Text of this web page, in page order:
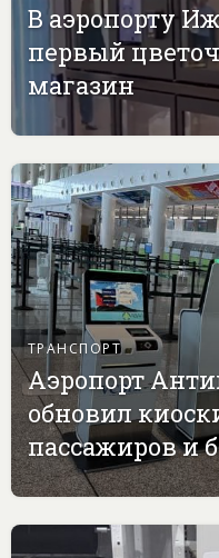
В аэропорту
первый
магазин
ТРАНСПОРТ
Аэропорт
обновил
пассажиров и